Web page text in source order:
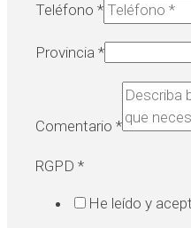
Teléfono *
Provincia *
Comentario *
RGPD *
He leído y